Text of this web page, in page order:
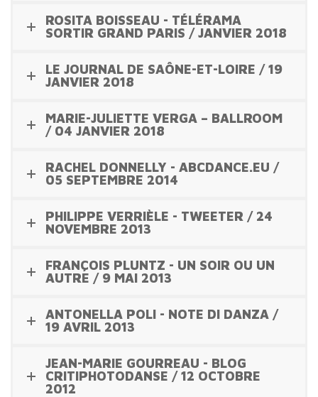
ROSITA BOISSEAU - TÉLÉRAMA
SORTIR GRAND PARIS / JANVIER 2018
LE JOURNAL DE SAÔNE-ET-LOIRE / 19
JANVIER 2018
MARIE-JULIETTE VERGA – BALLROOM
/ 04 JANVIER 2018
RACHEL DONNELLY - ABCDANCE.EU /
05 SEPTEMBRE 2014
PHILIPPE VERRIÈLE - TWEETER / 24
NOVEMBRE 2013
FRANÇOIS PLUNTZ - UN SOIR OU UN
AUTRE / 9 MAI 2013
ANTONELLA POLI - NOTE DI DANZA /
19 AVRIL 2013
JEAN-MARIE GOURREAU - BLOG
CRITIPHOTODANSE / 12 OCTOBRE
2012